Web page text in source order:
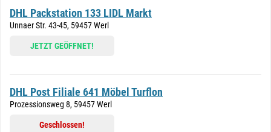
DHL Packstation 133 LIDL Markt
Unnaer Str. 43-45, 59457 Werl
JETZT GEÖFFNET!
DHL Post Filiale 641 Möbel Turflon
Prozessionsweg 8, 59457 Werl
Geschlossen!